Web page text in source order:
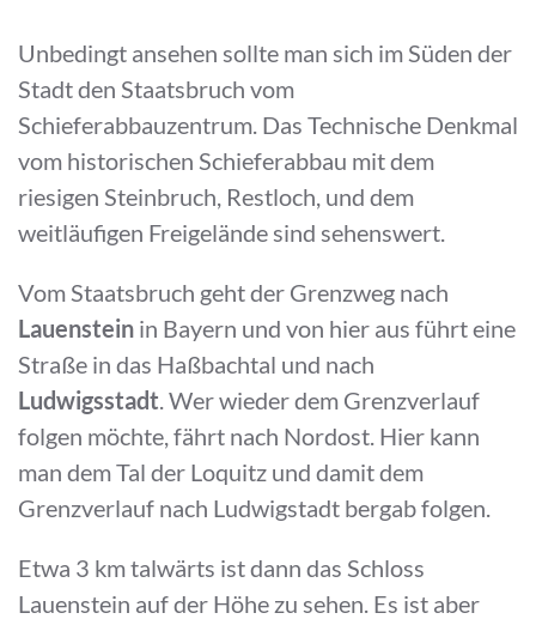
Unbedingt ansehen sollte man sich im Süden der
Stadt den Staatsbruch vom
Schieferabbauzentrum. Das Technische Denkmal
vom historischen Schieferabbau mit dem
riesigen Steinbruch, Restloch, und dem
weitläufigen Freigelände sind sehenswert.
Vom Staatsbruch geht der Grenzweg nach
Lauenstein in Bayern und von hier aus führt eine
Straße in das Haßbachtal und nach
Ludwigsstadt . Wer wieder dem Grenzverlauf
folgen möchte, fährt nach Nordost. Hier kann
man dem Tal der Loquitz und damit dem
Grenzverlauf nach Ludwigstadt bergab folgen.
Etwa 3 km talwärts ist dann das Schloss
Lauenstein auf der Höhe zu sehen. Es ist aber